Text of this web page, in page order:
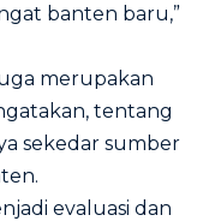
banten baru,”
merupakan
tentang
sekedar sumber
evaluasi dan